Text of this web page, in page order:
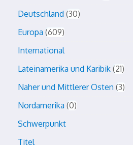
Deutschland 30
Europa 609
International
Lateinamerika und Karibik 21
Naher und Mittlerer Osten 3
Nordamerika 0
Schwerpunkt
Titel